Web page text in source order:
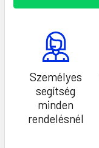
Személyes
segítség
minden
rendelésnél